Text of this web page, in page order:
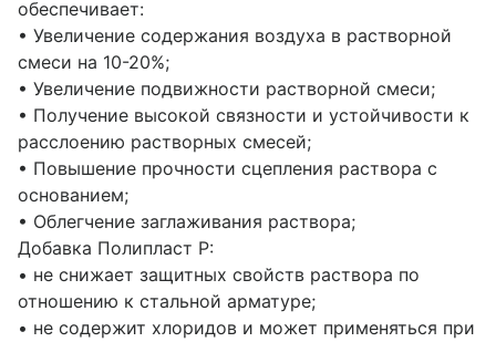
обеспечивает:
• Увеличение содержания воздуха в растворной
смеси на 10-20%;
• Увеличение подвижности растворной смеси;
• Получение высокой связности и устойчивости к
расслоению растворных смесей;
• Повышение прочности сцепления раствора с
основанием;
• Облегчение заглаживания раствора;
Добавка Полипласт Р:
• не снижает защитных свойств раствора по
отношению к стальной арматуре;
• не содержит хлоридов и может применяться при